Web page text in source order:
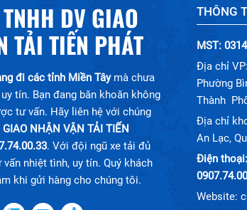
DV GIAO
TẢI TIẾN PHÁT
đi các tỉnh Miền Tâymà chưa
tín. Bạn đang băn khoăn không
tư vấn. Hãy liên hệ với chúng
NHẬN VẬN TẢI TIẾN
. Với đội ngũ xe tải đủ
nhiệt tình, uy tín. Quý khách
khi gửi hàng cho chúng tôi.
THÔNG
MST:
Địa chỉ
Phường
Thành
Địa chỉ
An Lạc,
Điện
Website: